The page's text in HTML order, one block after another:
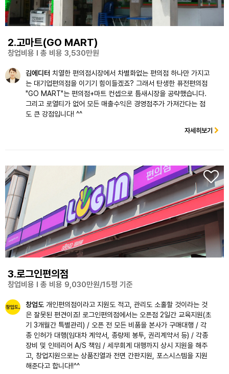
2.고마트(GO MART)
창업비용 l 총 비용 3,530만원
김에디터 치열한 편의점시장에서 차별화없는 편의점 하나만 가지고
는 대기업편의점을 이기기 힘이들겠죠? 그래서 탄생한 퓨전편의점
"GO MART"는 편의점+마트 컨셉으로 틈새시장을 공략했습니다.
그리고 로열티가 없어 모든 매출수익은 경영점주가 가져간다는 점
도 큰 강점입니다! ^^
자세히보기
3.로그인편의점
창업비용 l 총 비용 9,030만원/15평 기준
창업도 개인편의점이라고 지원도 적고, 관리도 소홀할 것이라는 것
은 잘못된 편견이죠! 로그인편의점에서는 오픈점 2일간 교육지원(초
기 3개월간 특별관리) / 오픈 전 모든 비품을 본사가 구매대행 / 각
종 인허가 대행(임대차 계약서, 종량제 봉투, 권리계약서 등) / 각종
장비 및 인테리어 A/S 책임 / 세무회계 대행까지 상시 지원을 해주
고, 창업지원으로는 상품진열과 전면 간판지원, 포스시스템을 지원
해준다고 합니다!!^^